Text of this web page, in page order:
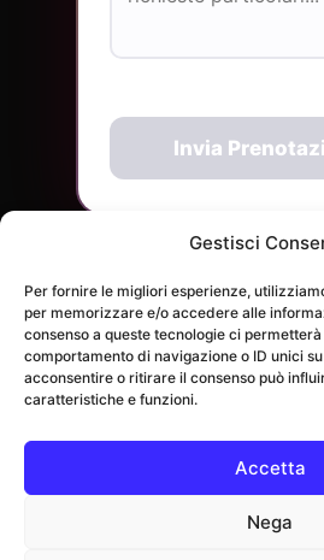
Gestisci
Per fornire le migliori esperienze,
per memorizzare e/o accedere alle
consenso a queste tecnologie ci
comportamento di navigazione o ID unici
acconsentire o ritirare il consenso può
caratteristiche e funzioni.
Accetta
Nega
Invia
📞 Prenotazioni in
giornata:
Disco Penelope · Toscana |
Elenco ingredienti e allergeni